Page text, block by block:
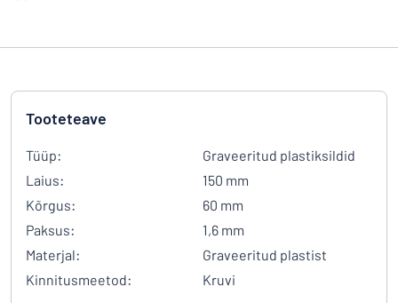
Tooteteave
Tüüp:
Graveeritud plastiksildid
Laius:
150 mm
Kõrgus:
60 mm
Paksus:
1,6 mm
Materjal:
Graveeritud plastist
Kinnitusmeetod:
Kruvi